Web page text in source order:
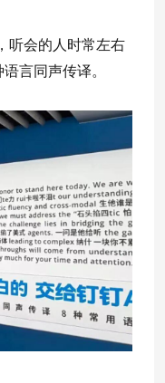
听会的人时常左右
言同声传译。